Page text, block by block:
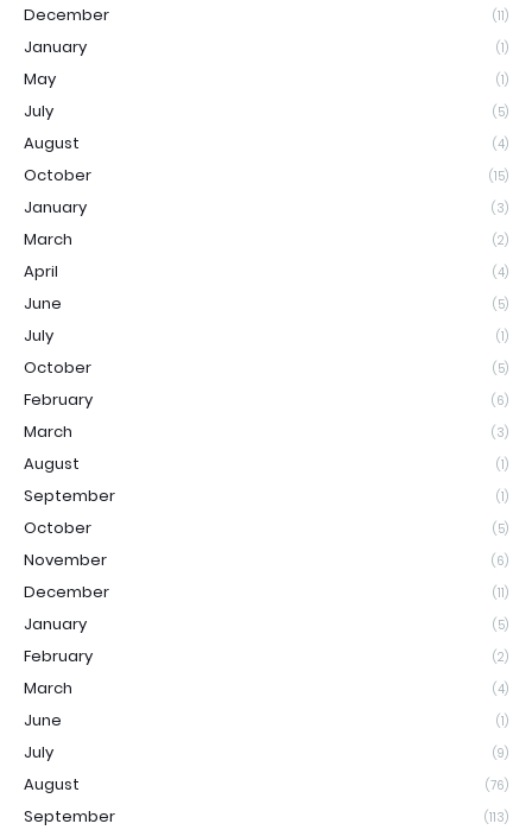
December (11)
January (1)
May (1)
July (5)
August (4)
October (15)
January (3)
March (2)
April (4)
June (5)
July (1)
October (5)
February (6)
March (3)
August (1)
September (1)
October (5)
November (6)
December (11)
January (5)
February (2)
March (4)
June (1)
July (9)
August (76)
September (113)